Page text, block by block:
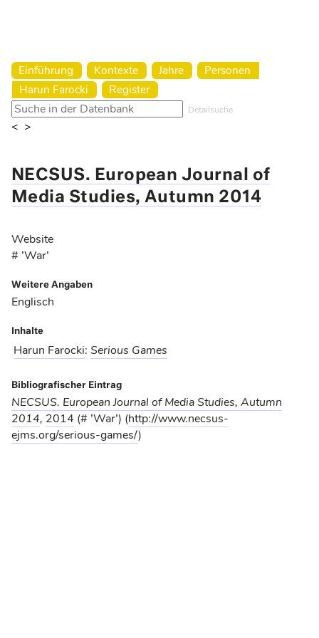
Einführung Kontexte Jahre
Personen
Harun Farocki
Register
Detailsuche
< >
NECSUS. European Journal of
Media Studies, Autumn 2014
Website
# ’War’
Weitere Angaben
Englisch
Inhalte
Harun Farocki: Serious Games
Bibliografischer Eintrag
NECSUS. European Journal of Media Studies, Autumn
2014, 2014 (# ’War’) (http://www.necsus-
ejms.org/serious-games/)